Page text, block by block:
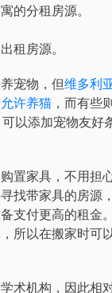
的分租房源。
租房源。
宠物，但维多利
许养猫 ，而有些
以添加宠物友好
置家具，不用担
找带家具的房源
支付更高的租金
，所以在搬家时可
术机构，因此相